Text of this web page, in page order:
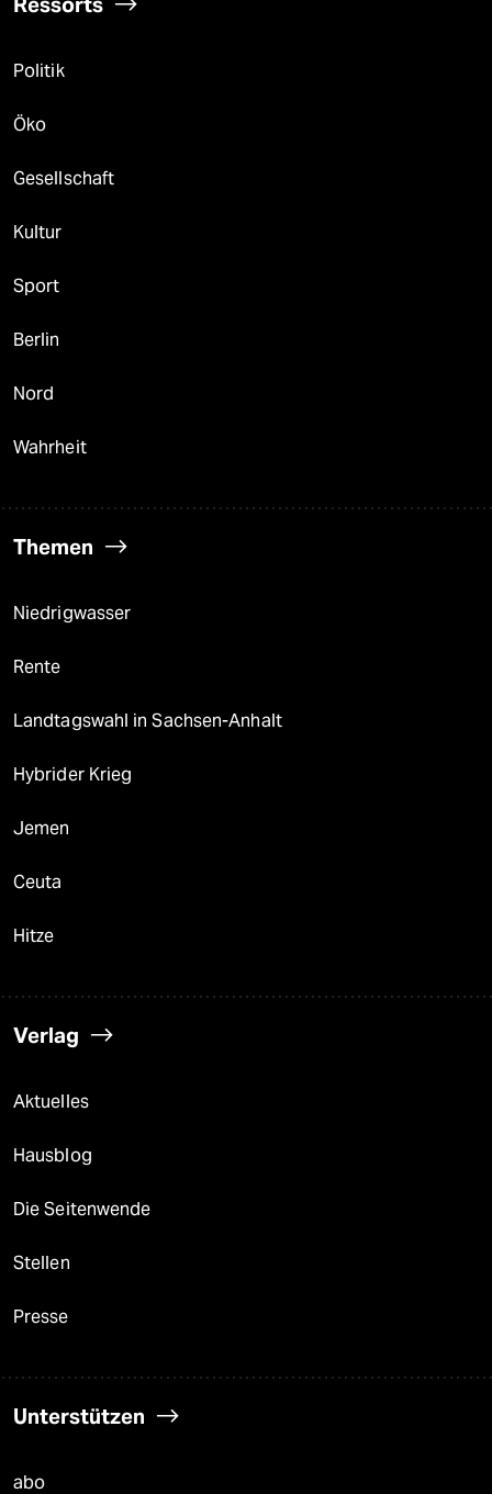
Politik
Öko
Gesellschaft
Kultur
Sport
Berlin
Nord
Wahrheit
Themen
Niedrigwasser
Rente
Landtagswahl in Sachsen-Anhalt
Hybrider Krieg
Jemen
Ceuta
Hitze
Verlag
Aktuelles
Hausblog
Die Seitenwende
Stellen
Presse
Unterstützen
abo